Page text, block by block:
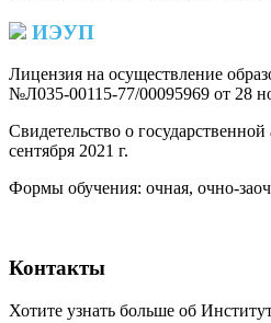
ИЭУП
Лицензия на осуществление
№Л035-00115-77/00095969 от 28
Свидетельство о
сентября 2021 г.
Формы обучения: очная, очно-
Контакты
Хотите узнать больше об